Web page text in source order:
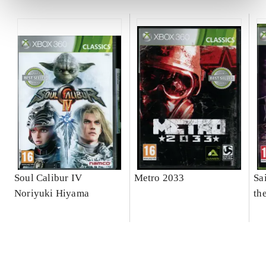
Soul Calibur IV
Noriyuki Hiyama
Metro 2033